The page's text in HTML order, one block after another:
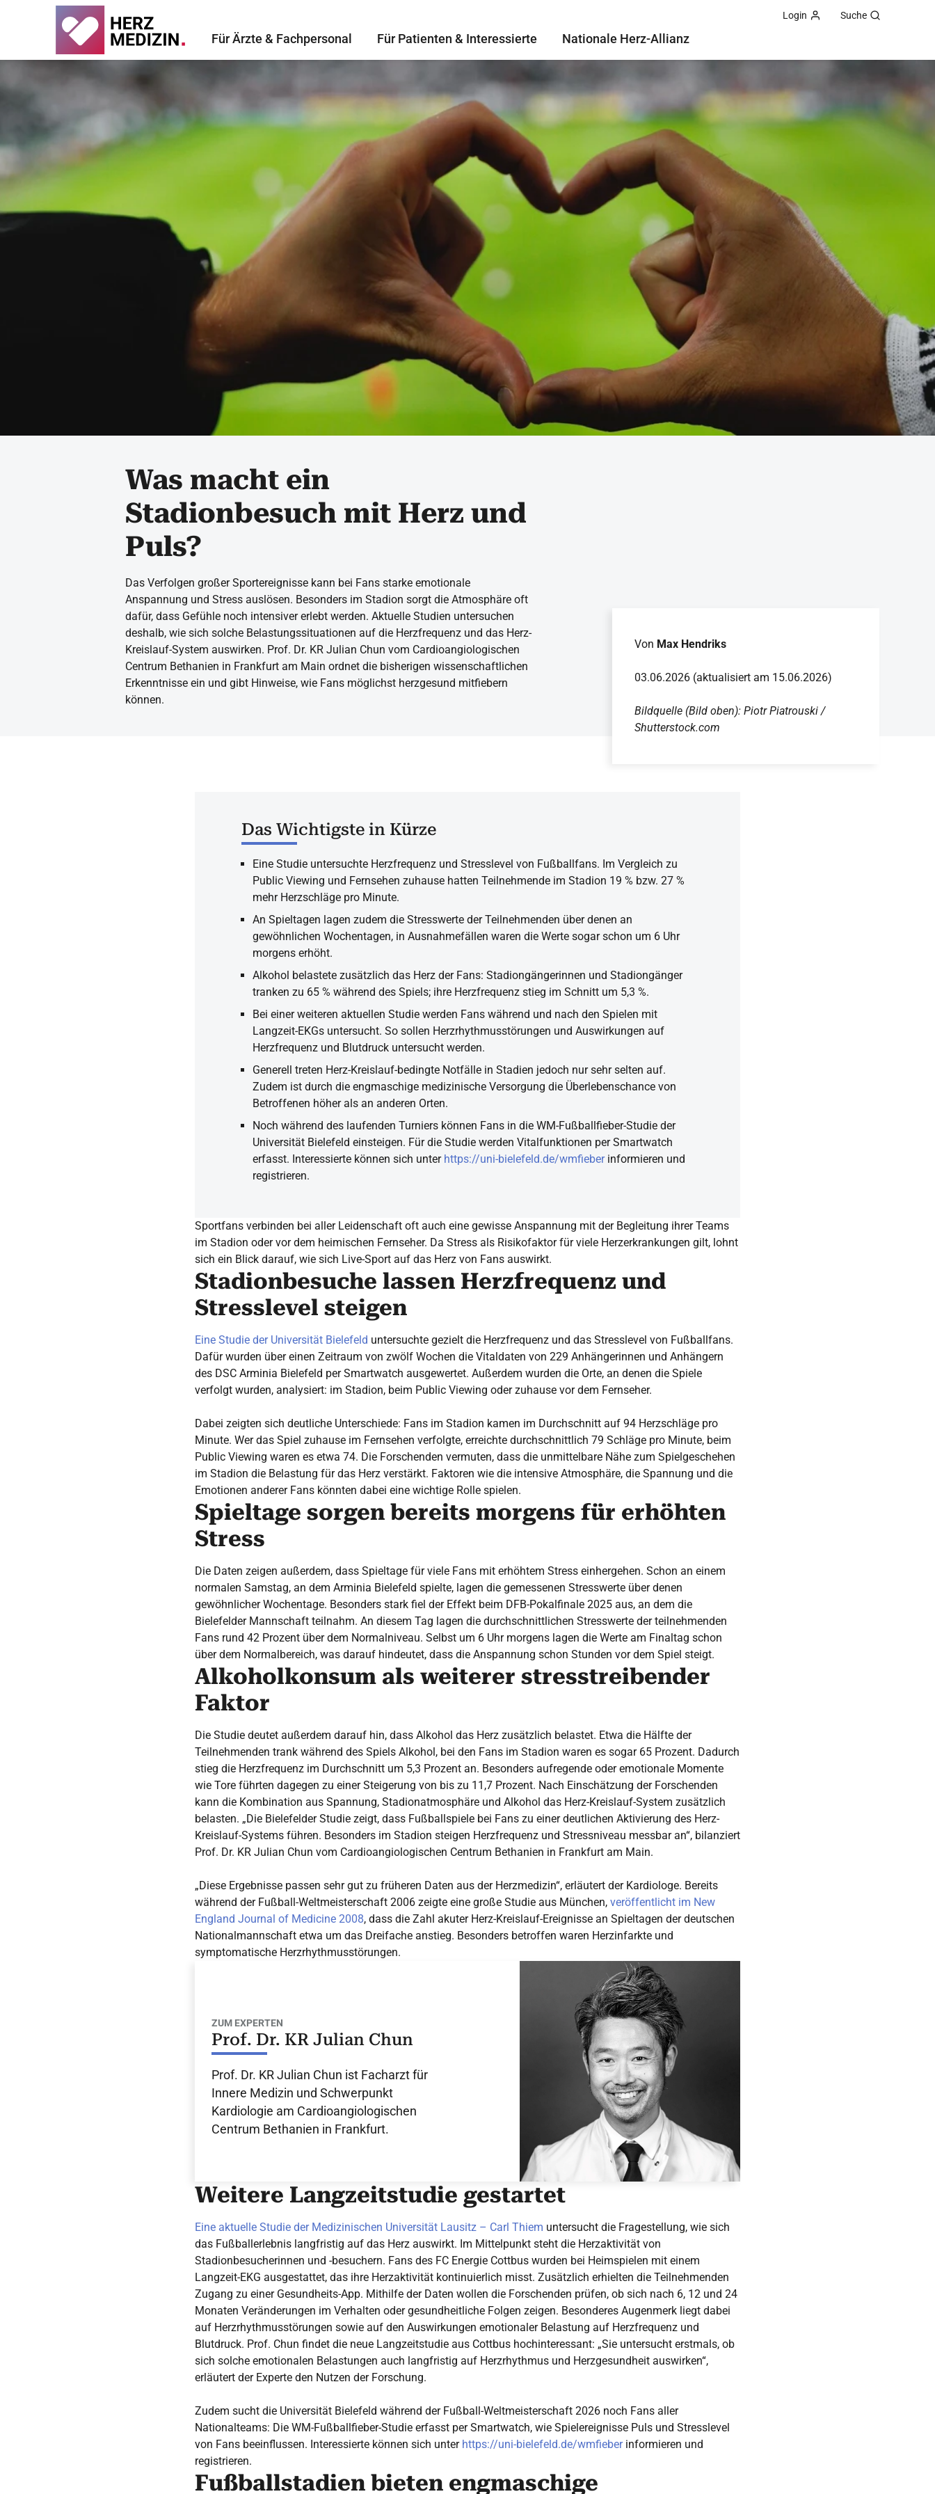
Für Ärzte & Fachpersonal Für Patienten & Interessierte Nationale Herz-Allianz
Login Suche
Was macht ein
Stadionbesuch mit Herz und
Puls?
Das Verfolgen großer Sportereignisse kann bei Fans starke emotionale
Anspannung und Stress auslösen. Besonders im Stadion sorgt die Atmosphäre oft
dafür, dass Gefühle noch intensiver erlebt werden. Aktuelle Studien untersuchen
deshalb, wie sich solche Belastungssituationen auf die Herzfrequenz und das Herz-
Kreislauf-System auswirken. Prof. Dr. KR Julian Chun vom Cardioangiologischen
Centrum Bethanien in Frankfurt am Main ordnet die bisherigen wissenschaftlichen
Erkenntnisse ein und gibt Hinweise, wie Fans möglichst herzgesund mitfiebern
können.
Von Max Hendriks
03.06.2026 (aktualisiert am 15.06.2026)
Bildquelle (Bild oben): Piotr Piatrouski /
Shutterstock.com
Das Wichtigste in Kürze
Eine Studie untersuchte Herzfrequenz und Stresslevel von Fußballfans. Im Vergleich zu
Public Viewing und Fernsehen zuhause hatten Teilnehmende im Stadion 19 % bzw. 27 %
mehr Herzschläge pro Minute.
An Spieltagen lagen zudem die Stresswerte der Teilnehmenden über denen an
gewöhnlichen Wochentagen, in Ausnahmefällen waren die Werte sogar schon um 6 Uhr
morgens erhöht.
Alkohol belastete zusätzlich das Herz der Fans: Stadiongängerinnen und Stadiongänger
tranken zu 65 % während des Spiels; ihre Herzfrequenz stieg im Schnitt um 5,3 %.
Bei einer weiteren aktuellen Studie werden Fans während und nach den Spielen mit
Langzeit-EKGs untersucht. So sollen Herzrhythmusstörungen und Auswirkungen auf
Herzfrequenz und Blutdruck untersucht werden.
Generell treten Herz-Kreislauf-bedingte Notfälle in Stadien jedoch nur sehr selten auf.
Zudem ist durch die engmaschige medizinische Versorgung die Überlebenschance von
Betroffenen höher als an anderen Orten.
Noch während des laufenden Turniers können Fans in die WM-Fußballfieber-Studie der
Universität Bielefeld einsteigen. Für die Studie werden Vitalfunktionen per Smartwatch
erfasst. Interessierte können sich unter https://uni-bielefeld.de/wmfieberinformieren und
registrieren.
Sportfans verbinden bei aller Leidenschaft oft auch eine gewisse Anspannung mit der Begleitung ihrer Teams
im Stadion oder vor dem heimischen Fernseher. Da Stress als Risikofaktor für viele Herzerkrankungen gilt, lohnt
sich ein Blick darauf, wie sich Live-Sport auf das Herz von Fans auswirkt.
Stadionbesuche lassen Herzfrequenz und
Stresslevel steigen
Eine Studie der Universität Bielefeld untersuchte gezielt die Herzfrequenz und das Stresslevel von Fußballfans.
Dafür wurden über einen Zeitraum von zwölf Wochen die Vitaldaten von 229 Anhängerinnen und Anhängern
des DSC Arminia Bielefeld per Smartwatch ausgewertet. Außerdem wurden die Orte, an denen die Spiele
verfolgt wurden, analysiert: im Stadion, beim Public Viewing oder zuhause vor dem Fernseher.
Dabei zeigten sich deutliche Unterschiede: Fans im Stadion kamen im Durchschnitt auf 94 Herzschläge pro
Minute. Wer das Spiel zuhause im Fernsehen verfolgte, erreichte durchschnittlich 79 Schläge pro Minute, beim
Public Viewing waren es etwa 74. Die Forschenden vermuten, dass die unmittelbare Nähe zum Spielgeschehen
im Stadion die Belastung für das Herz verstärkt. Faktoren wie die intensive Atmosphäre, die Spannung und die
Emotionen anderer Fans könnten dabei eine wichtige Rolle spielen.
Spieltage sorgen bereits morgens für erhöhten
Stress
Die Daten zeigen außerdem, dass Spieltage für viele Fans mit erhöhtem Stress einhergehen. Schon an einem
normalen Samstag, an dem Arminia Bielefeld spielte, lagen die gemessenen Stresswerte über denen
gewöhnlicher Wochentage. Besonders stark fiel der Effekt beim DFB-Pokalfinale 2025 aus, an dem die
Bielefelder Mannschaft teilnahm. An diesem Tag lagen die durchschnittlichen Stresswerte der teilnehmenden
Fans rund 42 Prozent über dem Normalniveau. Selbst um 6 Uhr morgens lagen die Werte am Finaltag schon
über dem Normalbereich, was darauf hindeutet, dass die Anspannung schon Stunden vor dem Spiel steigt.
Alkoholkonsum als weiterer stresstreibender
Faktor
Die Studie deutet außerdem darauf hin, dass Alkohol das Herz zusätzlich belastet. Etwa die Hälfte der
Teilnehmenden trank während des Spiels Alkohol, bei den Fans im Stadion waren es sogar 65 Prozent. Dadurch
stieg die Herzfrequenz im Durchschnitt um 5,3 Prozent an. Besonders aufregende oder emotionale Momente
wie Tore führten dagegen zu einer Steigerung von bis zu 11,7 Prozent. Nach Einschätzung der Forschenden
kann die Kombination aus Spannung, Stadionatmosphäre und Alkohol das Herz-Kreislauf-System zusätzlich
belasten. „Die Bielefelder Studie zeigt, dass Fußballspiele bei Fans zu einer deutlichen Aktivierung des Herz-
Kreislauf-Systems führen. Besonders im Stadion steigen Herzfrequenz und Stressniveau messbar an“, bilanziert
Prof. Dr. KR Julian Chun vom Cardioangiologischen Centrum Bethanien in Frankfurt am Main.
„Diese Ergebnisse passen sehr gut zu früheren Daten aus der Herzmedizin“, erläutert der Kardiologe. Bereits
während der Fußball-Weltmeisterschaft 2006 zeigte eine große Studie aus München, veröffentlicht im New
England Journal of Medicine 2008, dass die Zahl akuter Herz-Kreislauf-Ereignisse an Spieltagen der deutschen
Nationalmannschaft etwa um das Dreifache anstieg. Besonders betroffen waren Herzinfarkte und
symptomatische Herzrhythmusstörungen.
ZUM EXPERTEN
Prof. Dr. KR Julian Chun
Prof. Dr. KR Julian Chun ist Facharzt für
Innere Medizin und Schwerpunkt
Kardiologie am Cardioangiologischen
Centrum Bethanien in Frankfurt.
Weitere Langzeitstudie gestartet
Eine aktuelle Studie der Medizinischen Universität Lausitz – Carl Thiem untersucht die Fragestellung, wie sich
das Fußballerlebnis langfristig auf das Herz auswirkt. Im Mittelpunkt steht die Herzaktivität von
Stadionbesucherinnen und -besuchern. Fans des FC Energie Cottbus wurden bei Heimspielen mit einem
Langzeit-EKG ausgestattet, das ihre Herzaktivität kontinuierlich misst. Zusätzlich erhielten die Teilnehmenden
Zugang zu einer Gesundheits-App. Mithilfe der Daten wollen die Forschenden prüfen, ob sich nach 6, 12 und 24
Monaten Veränderungen im Verhalten oder gesundheitliche Folgen zeigen. Besonderes Augenmerk liegt dabei
auf Herzrhythmusstörungen sowie auf den Auswirkungen emotionaler Belastung auf Herzfrequenz und
Blutdruck. Prof. Chun findet die neue Langzeitstudie aus Cottbus hochinteressant: „Sie untersucht erstmals, ob
sich solche emotionalen Belastungen auch langfristig auf Herzrhythmus und Herzgesundheit auswirken“,
erläutert der Experte den Nutzen der Forschung.
Zudem sucht die Universität Bielefeld während der Fußball-Weltmeisterschaft 2026 noch Fans aller
Nationalteams: Die WM-Fußballfieber-Studie erfasst per Smartwatch, wie Spielereignisse Puls und Stresslevel
von Fans beeinflussen. Interessierte können sich unter https://uni-bielefeld.de/wmfieberinformieren und
registrieren.
Fußballstadien bieten engmaschige